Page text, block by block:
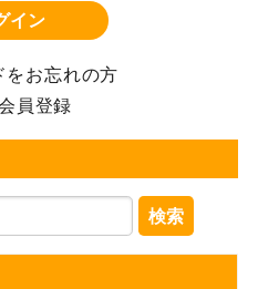
イン
をお忘れの方
員登録
検索